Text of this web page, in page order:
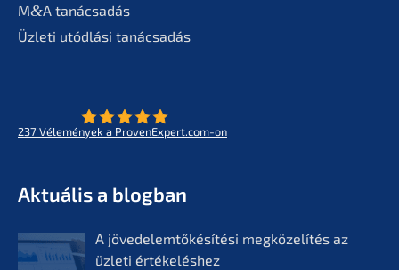
M&A tanác­sa­dás
Üzleti utódlá­si tanácsadás
237 Vélemé­ny­ek a ProvenExpert.com-on
Aktuá­lis a blogban
A jövedelem­tőké­sí­té­si megkö­ze­lí­tés az
üzleti értékelés­hez